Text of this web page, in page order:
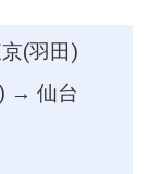
(羽田)
→ 仙台